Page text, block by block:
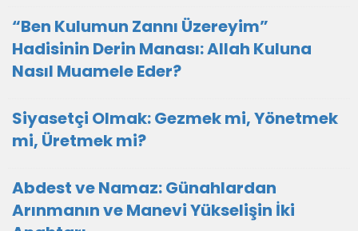
“Ben Kulumun Zannı Üzereyim”
Hadisinin Derin Manası: Allah Kuluna
Nasıl Muamele Eder?
Siyasetçi Olmak: Gezmek mi, Yönetmek
mi, Üretmek mi?
Abdest ve Namaz: Günahlardan
Arınmanın ve Manevi Yükselişin İki